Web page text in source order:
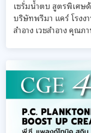
เซรั่มน้ำตบ สูตรพิเศษ
บริษัทพรีมา แคร์ โรงง
สำอาง เวชสำอาง คุณภ